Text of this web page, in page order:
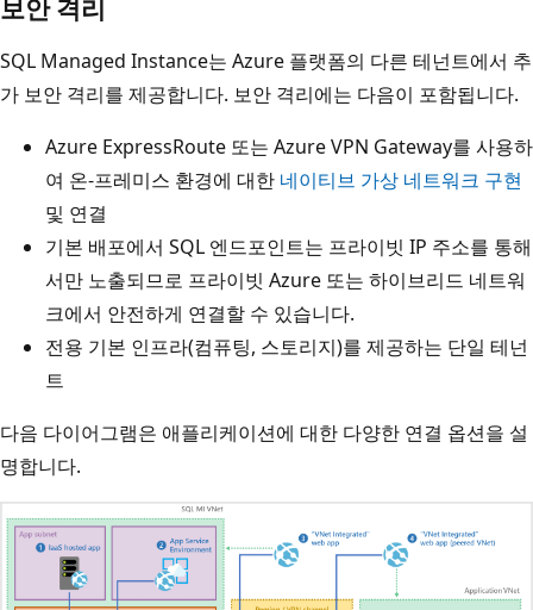
보안 격리
SQL Managed Instance는 Azure 플랫폼의 다른 테넌트에서 추
가 보안 격리를 제공합니다. 보안 격리에는 다음이 포함됩니다.
Azure ExpressRoute 또는 Azure VPN Gateway를 사용하
여 온-프레미스 환경에 대한 네이티브 가상 네트워크 구현
및 연결
기본 배포에서 SQL 엔드포인트는 프라이빗 IP 주소를 통해
서만 노출되므로 프라이빗 Azure 또는 하이브리드 네트워
크에서 안전하게 연결할 수 있습니다.
전용 기본 인프라(컴퓨팅, 스토리지)를 제공하는 단일 테넌
트
다음 다이어그램은 애플리케이션에 대한 다양한 연결 옵션을 설
명합니다.